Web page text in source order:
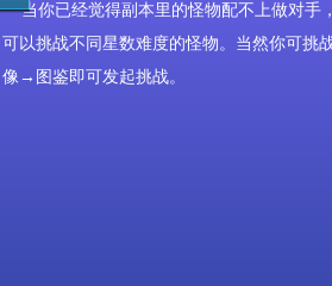
当你已经觉得副本里的怪物配不上做对手
可以挑战不同星数难度的怪物。当然你可挑
像→图鉴即可发起挑战。